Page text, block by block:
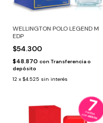
WELLINGTON POLO LEGEND M
EDP
$54.300
$48.870 con Transferencia o
depósito
12 x $4.525 sin interés